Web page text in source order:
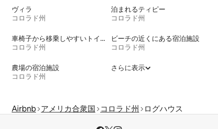
ヴィラ
コロラド州
泊まれるティピー
コロラド州
車椅子から移乗しやすいトイレ付きの宿泊施設
コロラド州
ビーチの近くにある宿泊施設
コロラド州
農場の宿泊施設
コロラド州
さらに表示
Airbnb アメリカ合衆国 コロラド州 ログハウス